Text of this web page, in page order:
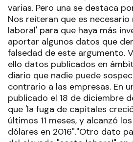
varias. Pero una se destaca
Nos reiteran que es
laboral' para que haya más
aportar algunos datos que
falsedad de este argumento.
ello datos publicados en
diario que nadie puede
contrario a las empresas. En
publicado el 18 de diciembre
que 'la fuga de capitales creció
últimos 11 meses, y alcanzó
dólares en 2016"."Otro dato